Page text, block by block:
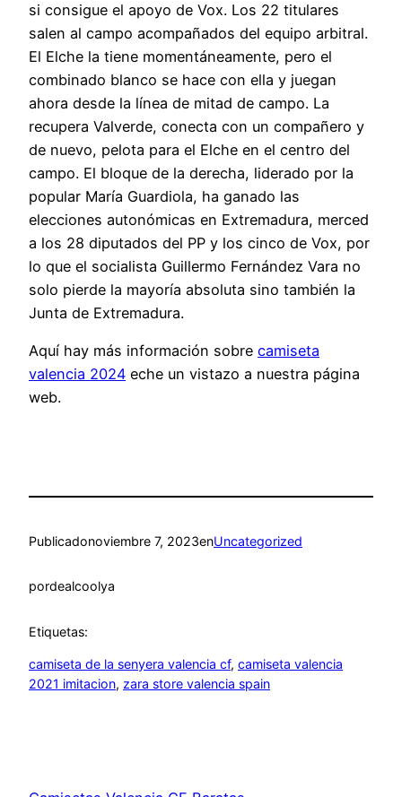
si consigue el apoyo de Vox. Los 22 titulares
salen al campo acompañados del equipo arbitral.
El Elche la tiene momentáneamente, pero el
combinado blanco se hace con ella y juegan
ahora desde la línea de mitad de campo. La
recupera Valverde, conecta con un compañero y
de nuevo, pelota para el Elche en el centro del
campo. El bloque de la derecha, liderado por la
popular María Guardiola, ha ganado las
elecciones autonómicas en Extremadura, merced
a los 28 diputados del PP y los cinco de Vox, por
lo que el socialista Guillermo Fernández Vara no
solo pierde la mayoría absoluta sino también la
Junta de Extremadura.
Aquí hay más información sobre camiseta
valencia 2024 eche un vistazo a nuestra página
web.
Publicadonoviembre 7, 2023enUncategorized
pordealcoolya
Etiquetas:
camiseta de la senyera valencia cf, camiseta valencia
2021 imitacion, zara store valencia spain